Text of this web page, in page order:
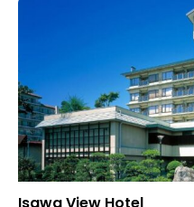
Isawa View Hotel